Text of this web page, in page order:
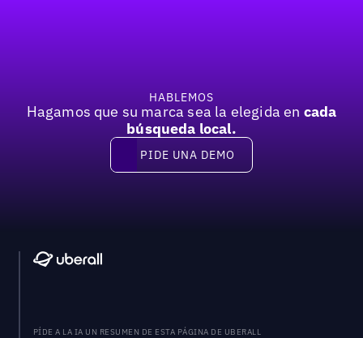
HABLEMOS
Hagamos que su marca sea la elegida en cada
búsqueda local.
Pide una demo
PIDE UNA DEMO
PÍDE A LA IA UN RESUMEN DE ESTA PÁGINA DE UBERALL